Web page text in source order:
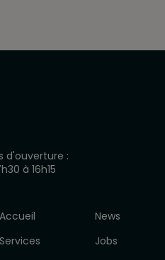
d'ouverture :
à 16h15
Accueil
Services
News
Jobs